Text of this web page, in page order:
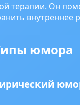
терапии. Он
внутреннее
юмора